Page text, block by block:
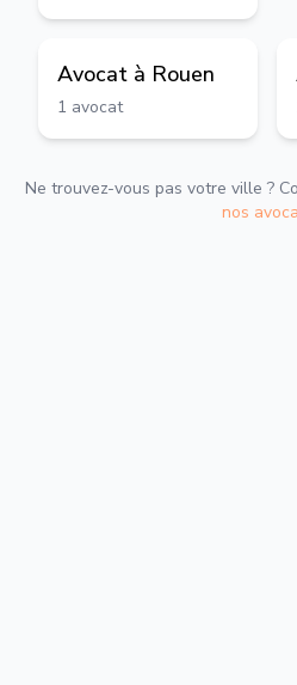
Avocat à Rouen
1 avocat
Ne trouvez-vous pas votre ville ?
nos